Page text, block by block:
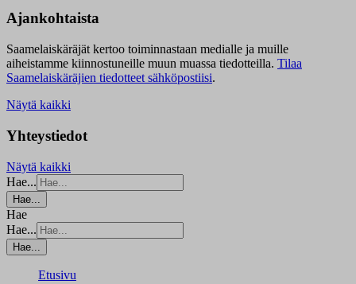
Ajankohtaista
Saamelaiskäräjät kertoo toiminnastaan medialle ja muille
aiheistamme kiinnostuneille muun muassa tiedotteilla. Tilaa
Saamelaiskäräjien tiedotteet sähköpostiisi.
Näytä kaikki
Yhteystiedot
Näytä kaikki
Hae...
Hae...
Hae
Hae...
Hae...
Etusivu